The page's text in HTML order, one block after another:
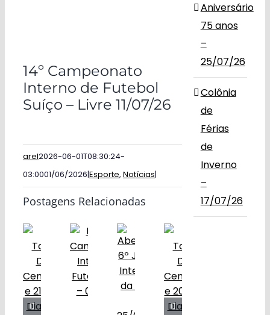
14º Campeonato
Interno de Futebol
Suíço – Livre 11/07/26
arel2026-06-01T08:30:24-
03:0001/06/2026|Esporte, Notícias|
Postagens Relacionadas
Aniversário
75 anos
–
25/07/26
Colônia
de
Férias
de
Inverno
–
17/07/26